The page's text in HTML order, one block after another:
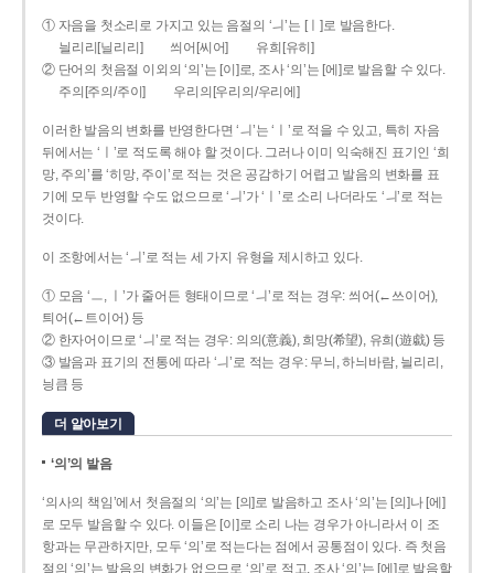
① 자음을 첫소리로 가지고 있는 음절의 ‘ㅢ’는 [ㅣ]로 발음한다.
늴리리[닐리리]
씌어[씨어]
유희[유히]
② 단어의 첫음절 이외의 ‘의’는 [이]로, 조사 ‘의’는 [에]로 발음할 수 있다.
주의[주의/주이]
우리의[우리의/우리에]
이러한 발음의 변화를 반영한다면 ‘ㅢ’는 ‘ㅣ’로 적을 수 있고, 특히 자음
뒤에서는 ‘ㅣ’로 적도록 해야 할 것이다. 그러나 이미 익숙해진 표기인 ‘희
망, 주의’를 ‘히망, 주이’로 적는 것은 공감하기 어렵고 발음의 변화를 표
기에 모두 반영할 수도 없으므로 ‘ㅢ’가 ‘ㅣ’로 소리 나더라도 ‘ㅢ’로 적는
것이다.
이 조항에서는 ‘ㅢ’로 적는 세 가지 유형을 제시하고 있다.
① 모음 ‘ㅡ, ㅣ’가 줄어든 형태이므로 ‘ㅢ’로 적는 경우: 씌어(←쓰이어),
틔어(←트이어) 등
② 한자어이므로 ‘ㅢ’로 적는 경우: 의의(意義), 희망(希望), 유희(遊戱) 등
③ 발음과 표기의 전통에 따라 ‘ㅢ’로 적는 경우: 무늬, 하늬바람, 늴리리,
닁큼 등
더 알아보기
‘의’의 발음
‘의사의 책임’에서 첫음절의 ‘의’는 [의]로 발음하고 조사 ‘의’는 [의]나 [에]
로 모두 발음할 수 있다. 이들은 [이]로 소리 나는 경우가 아니라서 이 조
항과는 무관하지만, 모두 ‘의’로 적는다는 점에서 공통점이 있다. 즉 첫음
절의 ‘의’는 발음의 변화가 없으므로 ‘의’로 적고, 조사 ‘의’는 [에]로 발음할